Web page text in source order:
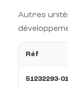
Autres
Réf
51232293-01